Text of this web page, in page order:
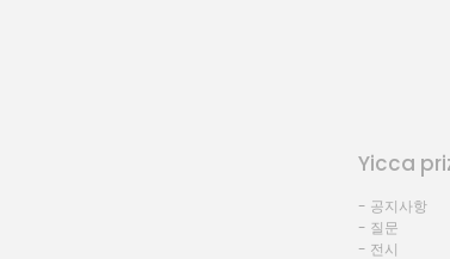
Yicca
- 공지사항
- 질문
- 전시